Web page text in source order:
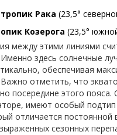
Рака (23,5°
Козерога (23,5°
между этими линиями
здесь солнечные
обеспечивая
отметить, что
посередине этого
имеют особый
отличается постоянной
сезонных